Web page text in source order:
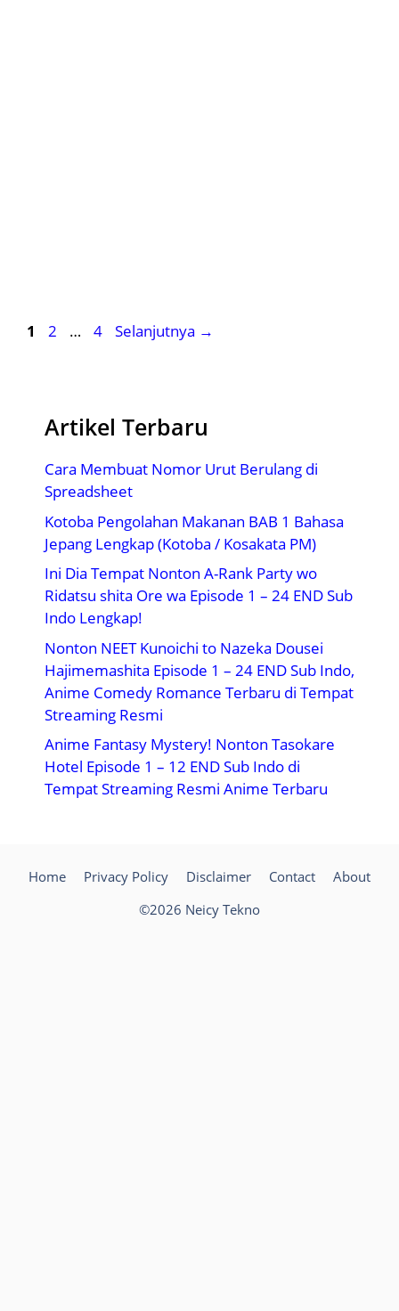
Halaman
1 Halaman
2 … Halaman
4 Selanjutnya →
Artikel Terbaru
Cara Membuat Nomor Urut Berulang di
Spreadsheet
Kotoba Pengolahan Makanan BAB 1 Bahasa
Jepang Lengkap (Kotoba / Kosakata PM)
Ini Dia Tempat Nonton A-Rank Party wo
Ridatsu shita Ore wa Episode 1 – 24 END Sub
Indo Lengkap!
Nonton NEET Kunoichi to Nazeka Dousei
Hajimemashita Episode 1 – 24 END Sub Indo,
Anime Comedy Romance Terbaru di Tempat
Streaming Resmi
Anime Fantasy Mystery! Nonton Tasokare
Hotel Episode 1 – 12 END Sub Indo di
Tempat Streaming Resmi Anime Terbaru
Home Privacy Policy Disclaimer Contact
About
©2026 Neicy Tekno